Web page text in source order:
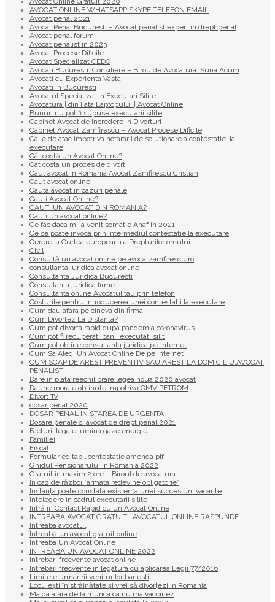
AVOCAT ONLINE WHATSAPP SKYPE TELEFON EMAIL
Avocat penal 2021
Avocat Penal Bucuresti – Avocat penalist expert in drept penal
Avocat penal forum
Avocat penalist in 2023
Avocat Procese Dificile
Avocat Specializat CEDO
Avocati Bucuresti. Consiliere – Birou de Avocatura. Suna Acum
Avocati cu Experienta Vasta
Avocati în Bucuresti
Avocatul Specializat in Executari Silite
Avocatura | din Fata Laptopului | Avocat Online
Bunuri nu pot fi supuse executarii silite
Cabinet Avocat de Incredere in Divorturi
Cabinet Avocat Zamfirescu – Avocat Procese Dificile
Caile de atac impotriva hotararii de solutionare a contestatiei la
executare
Cât costă un Avocat Online?
Cat costa un proces de divort
Caut avocat in Romania Avocat Zamfirescu Cristian
Caut avocat online
Cauta avocat in cazuri penale
Cauti Avocat Online?
CAUTI UN AVOCAT DIN ROMANIA?
Cauti un avocat online?
Ce fac daca mi-a venit somatie Anaf in 2021
Ce se poate invoca prin intermediul contestatie la executare
Cerere la Curtea europeana a Drepturilor omului
Civil
Consultă un avocat online pe avocatzamfirescu.ro
consultanta juridica avocat online
Consultanta Juridica Bucuresti
Consultanta juridica firme
Consultanta online Avocatul tau prin telefon
Costurile pentru introducerea unei contestatii la executare
Cum dau afara pe cineva din firma
Cum Divortez La Distanta?
Cum pot divorta rapid dupa pandemia coronavirus
Cum pot fi recuperati banii executati silit
Cum pot obtine consultanta juridica pe internet
Cum Sa Alegi Un Avocat Online De pe Internet
CUM SCAP DE AREST PREVENTIV SAU AREST LA DOMICILIU:AVOCAT
PENALIST
Dare in plata reechilibrare legea noua 2020 avocat
Daune morale obtinute impotriva OMV PETROM
Divort Tv
dosar penal 2020
DOSAR PENAL IN STAREA DE URGENTA
Dosare penale si avocat de drept penal 2021
Facturi ilegale lumina gaze energie
Familiei
Fiscal
Formular editabil contestatie amenda plf
Ghidul Pensionarului In Romania 2022
Gratuit in maxim 2 ore – Biroul de avocatura
În caz de război ”armata redevine obligatorie”
Instanța poate constata existenţa unei succesiuni vacante
Intelegere in cadrul executarii silite
Intră în Contact Rapid cu un Avocat Online
INTREABA AVOCAT GRATUIT : AVOCATUL ONLINE RASPUNDE
Intreaba avocatul
Întreabă un avocat gratuit online
Intreaba Un Avocat Online
INTREABA UN AVOCAT ONLINE 2022
Intrebari frecvente avocat online
Intrebari frecvente in legatura cu aplicarea Legii 77/2016
Limitele urmaririi veniturilor banesti
Locuiești în străinătate și vrei să divorțezi in Romania
Ma da afara de la munca ca nu ma vaccinez